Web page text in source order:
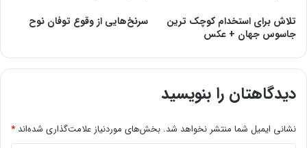
تلاش برای استخدام کوچک ترین
جاسوس جهان + عکس
سرنخ‌هایی از وقوع توفان نوح
دیدگاهتان را بنویسید
نشانی ایمیل شما منتشر نخواهد شد. بخش‌های موردنیاز علامت‌گذاری شده‌اند *